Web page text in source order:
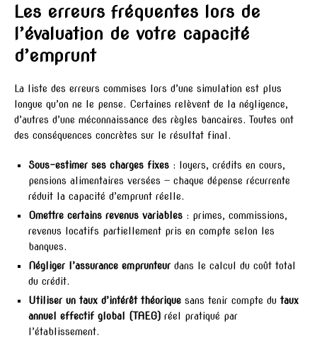
Les erreurs fréquentes lors de
l’évaluation de votre capacité
d’emprunt
La liste des erreurs commises lors d’une simulation est plus
longue qu’on ne le pense. Certaines relèvent de la négligence,
d’autres d’une méconnaissance des règles bancaires. Toutes ont
des conséquences concrètes sur le résultat final.
Sous-estimer ses charges fixes : loyers, crédits en cours,
pensions alimentaires versées — chaque dépense récurrente
réduit la capacité d’emprunt réelle.
Omettre certains revenus variables : primes, commissions,
revenus locatifs partiellement pris en compte selon les
banques.
Négliger l’assurance emprunteur dans le calcul du coût total
du crédit.
Utiliser un taux d’intérêt théorique sans tenir compte du taux
annuel effectif global (TAEG) réel pratiqué par
l’établissement.